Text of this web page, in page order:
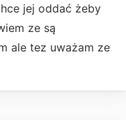
jej oddać żeby
ze są
ale tez uważam ze